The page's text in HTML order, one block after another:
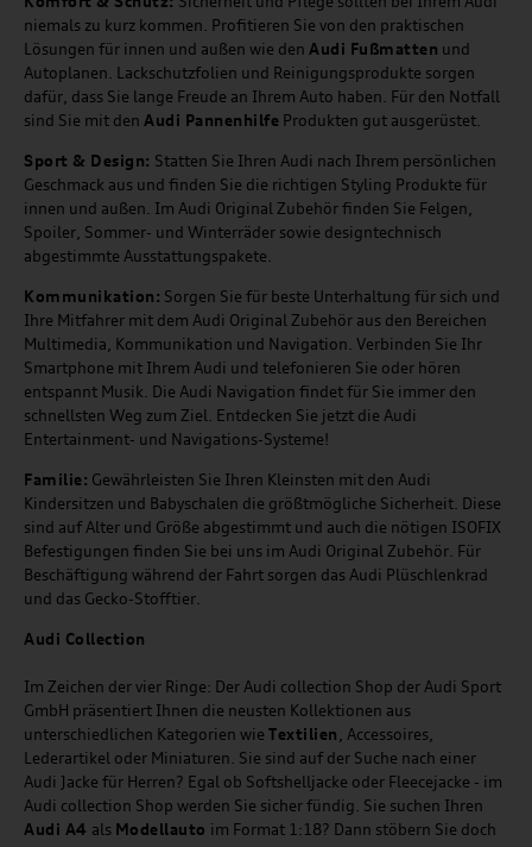
niemals zu kurz kommen. Profitieren Sie von den praktischen
Lösungen für innen und außen wie den Audi Fußmatten und
Autoplanen. Lackschutzfolien und Reinigungsprodukte sorgen
dafür, dass Sie lange Freude an Ihrem Auto haben. Für den Notfall
sind Sie mit den Audi Pannenhilfe Produkten gut ausgerüstet.
Sport & Design: Statten Sie Ihren Audi nach Ihrem persönlichen
Geschmack aus und finden Sie die richtigen Styling Produkte für
innen und außen. Im Audi Original Zubehör finden Sie Felgen,
Spoiler, Sommer- und Winterräder sowie designtechnisch
abgestimmte Ausstattungspakete.
Kommunikation: Sorgen Sie für beste Unterhaltung für sich und
Ihre Mitfahrer mit dem Audi Original Zubehör aus den Bereichen
Multimedia, Kommunikation und Navigation. Verbinden Sie Ihr
Smartphone mit Ihrem Audi und telefonieren Sie oder hören
entspannt Musik. Die Audi Navigation findet für Sie immer den
schnellsten Weg zum Ziel. Entdecken Sie jetzt die Audi
Entertainment- und Navigations-Systeme!
Familie: Gewährleisten Sie Ihren Kleinsten mit den Audi
Kindersitzen und Babyschalen die größtmögliche Sicherheit. Diese
sind auf Alter und Größe abgestimmt und auch die nötigen ISOFIX
Befestigungen finden Sie bei uns im Audi Original Zubehör. Für
Beschäftigung während der Fahrt sorgen das Audi Plüschlenkrad
und das Gecko-Stofftier.
Audi Collection
Im Zeichen der vier Ringe: Der Audi collection Shop der Audi Sport
GmbH präsentiert Ihnen die neusten Kollektionen aus
unterschiedlichen Kategorien wie Textilien, Accessoires,
Lederartikel oder Miniaturen. Sie sind auf der Suche nach einer
Audi Jacke für Herren? Egal ob Softshelljacke oder Fleecejacke - im
Audi collection Shop werden Sie sicher fündig. Sie suchen Ihren
Audi A4 als Modellauto im Format 1:18? Dann stöbern Sie doch